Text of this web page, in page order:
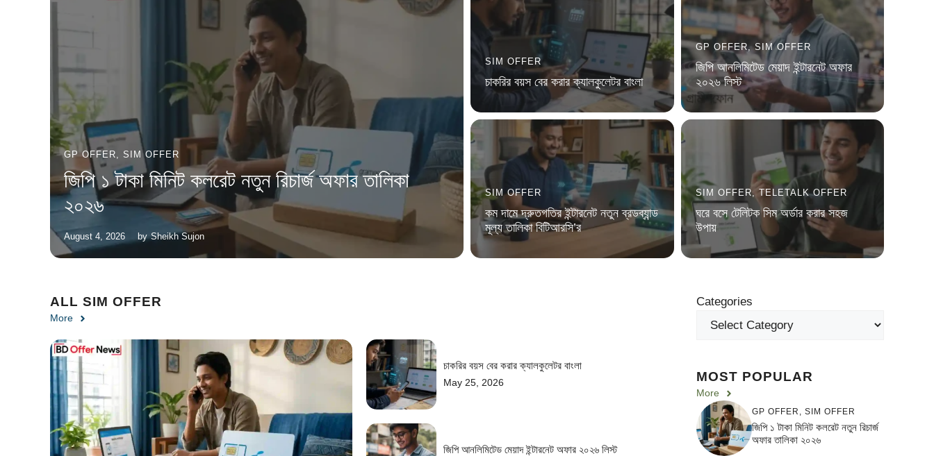
GP OFFER, SIM OFFER
জিপি ১ টাকা মিনিট কলরেট নতুন রিচার্জ অফার তালিকা
২০২৬
August 4, 2026 by Sheikh Sujon
SIM OFFER
চাকরির বয়স বের করার ক্যালকুলেটর বাংলা
GP OFFER,SIM OFFER
জিপি আনলিমিটেড মেয়াদ ইন্টারনেট অফার
২০২৬ লিস্ট
SIM OFFER
কম দামে দ্রুতগতির ইন্টারনেট নতুন ব্রডব্যান্ড
মূল্য তালিকা বিটিআরসি’র
SIM OFFER, TELETALK OFFER
ঘরে বসে টেলিটক সিম অর্ডার করার সহজ
উপায়
ALL SIM OFFER
More
চাকরির বয়স বের করার ক্যালকুলেটর বাংলা
May 25, 2026
জিপি আনলিমিটেড মেয়াদ ইন্টারনেট অফার ২০২৬ লিস্ট
Categories
MOST POPULAR
More
GP OFFER SIM OFFER
জিপি ১ টাকা মিনিট কলরেট নতুন রিচার্জ
অফার তালিকা ২০২৬